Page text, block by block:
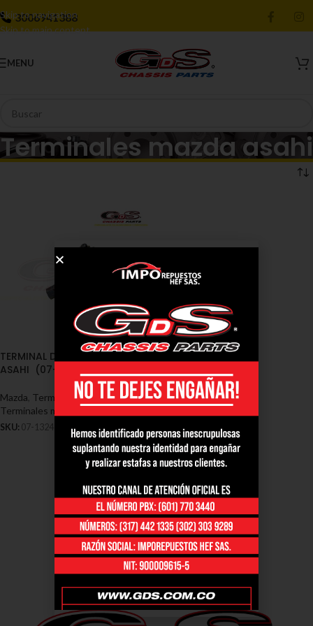
Skip to navigation
Skip to main content
3006941388
MENU
Terminales mazda asahi
TERMINAL DIRECCION MAZDA
ASAHI (07-1324)
Mazda Terminales - Mazda
Terminales mazda asahi
SKU: 07-1324